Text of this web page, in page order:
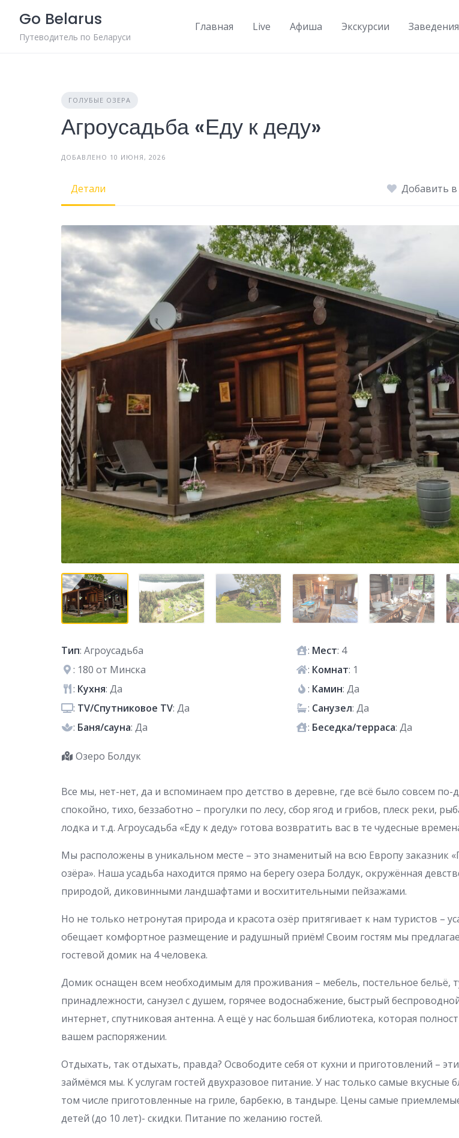
content
Go Belarus
Путеводитель по Беларуси
Главная Live Афиша Экскурсии Заведения
ГОЛУБЫЕ ОЗЕРА
Агроусадьба «Еду к деду»
ДОБАВЛЕНО 10 ИЮНЯ, 2026
Детали Добавить
Тип: Агроусадьба : Мест: 4
: 180 от Минска
: Комнат: 1
: Кухня: Да : Камин: Да
: TV/Спутниковое TV: Да : Санузел: Да
: Баня/сауна: Да : Беседка/терраса: Да
Озеро Болдук
Все мы, нет-нет, да и вспоминаем про детство в деревне, где всё было совсем по-
спокойно, тихо, беззаботно – прогулки по лесу, сбор ягод и грибов, плеск реки,
лодка и т.д. Агроусадьба «Еду к деду» готова возвратить вас в те чудесные
Мы расположены в уникальном месте – это знаменитый на всю Европу заказник
озёра». Наша усадьба находится прямо на берегу озера Болдук, окружённая
природой, диковинными ландшафтами и восхитительными пейзажами.
Но не только нетронутая природа и красота озёр притягивает к нам туристов –
обещает комфортное размещение и радушный приём! Своим гостям мы
гостевой домик на 4 человека.
Домик оснащен всем необходимым для проживания – мебель, постельное бельё,
принадлежности, санузел с душем, горячее водоснабжение, быстрый
интернет, спутниковая антенна. А ещё у нас большая библиотека, которая
вашем распоряжении.
Отдыхать, так отдыхать, правда? Освободите себя от кухни и приготовлений –
займёмся мы. К услугам гостей двухразовое питание. У нас только самые вкусные
том числе приготовленные на гриле, барбекю, в тандыре. Цены самые
детей (до 10 лет)- скидки. Питание по желанию гостей.